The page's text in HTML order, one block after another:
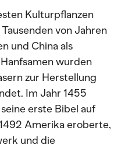
Kulturpflanzen
von Jahren
und China als
wurden
zur Herstellung
Im Jahr 1455
erste Bibel auf
Amerika eroberte,
und die